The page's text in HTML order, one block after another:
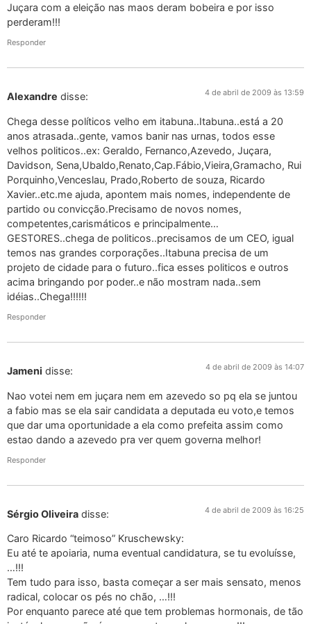
Juçara com a eleição nas maos deram bobeira e por isso
perderam!!!
Responder
Alexandre disse: 4 de abril de 2009 às 13:59
Chega desse políticos velho em itabuna..Itabuna..está a 20
anos atrasada..gente, vamos banir nas urnas, todos esse
velhos politicos..ex: Geraldo, Fernanco,Azevedo, Juçara,
Davidson, Sena,Ubaldo,Renato,Cap.Fábio,Vieira,Gramacho, Rui
Porquinho,Venceslau, Prado,Roberto de souza, Ricardo
Xavier..etc.me ajuda, apontem mais nomes, independente de
partido ou convicção.Precisamo de novos nomes,
competentes,carismáticos e principalmente…
GESTORES..chega de politicos..precisamos de um CEO, igual
temos nas grandes corporações..Itabuna precisa de um
projeto de cidade para o futuro..fica esses politicos e outros
acima bringando por poder..e não mostram nada..sem
idéias..Chega!!!!!!
Responder
Jameni disse: 4 de abril de 2009 às 14:07
Nao votei nem em juçara nem em azevedo so pq ela se juntou
a fabio mas se ela sair candidata a deputada eu voto,e temos
que dar uma oportunidade a ela como prefeita assim como
estao dando a azevedo pra ver quem governa melhor!
Responder
Sérgio Oliveira disse: 4 de abril de 2009 às 16:25
Caro Ricardo “teimoso” Kruschewsky:
Eu até te apoiaria, numa eventual candidatura, se tu evoluísse,
…!!!
Tem tudo para isso, basta começar a ser mais sensato, menos
radical, colocar os pés no chão, …!!!
Por enquanto parece até que tem problemas hormonais, de tão